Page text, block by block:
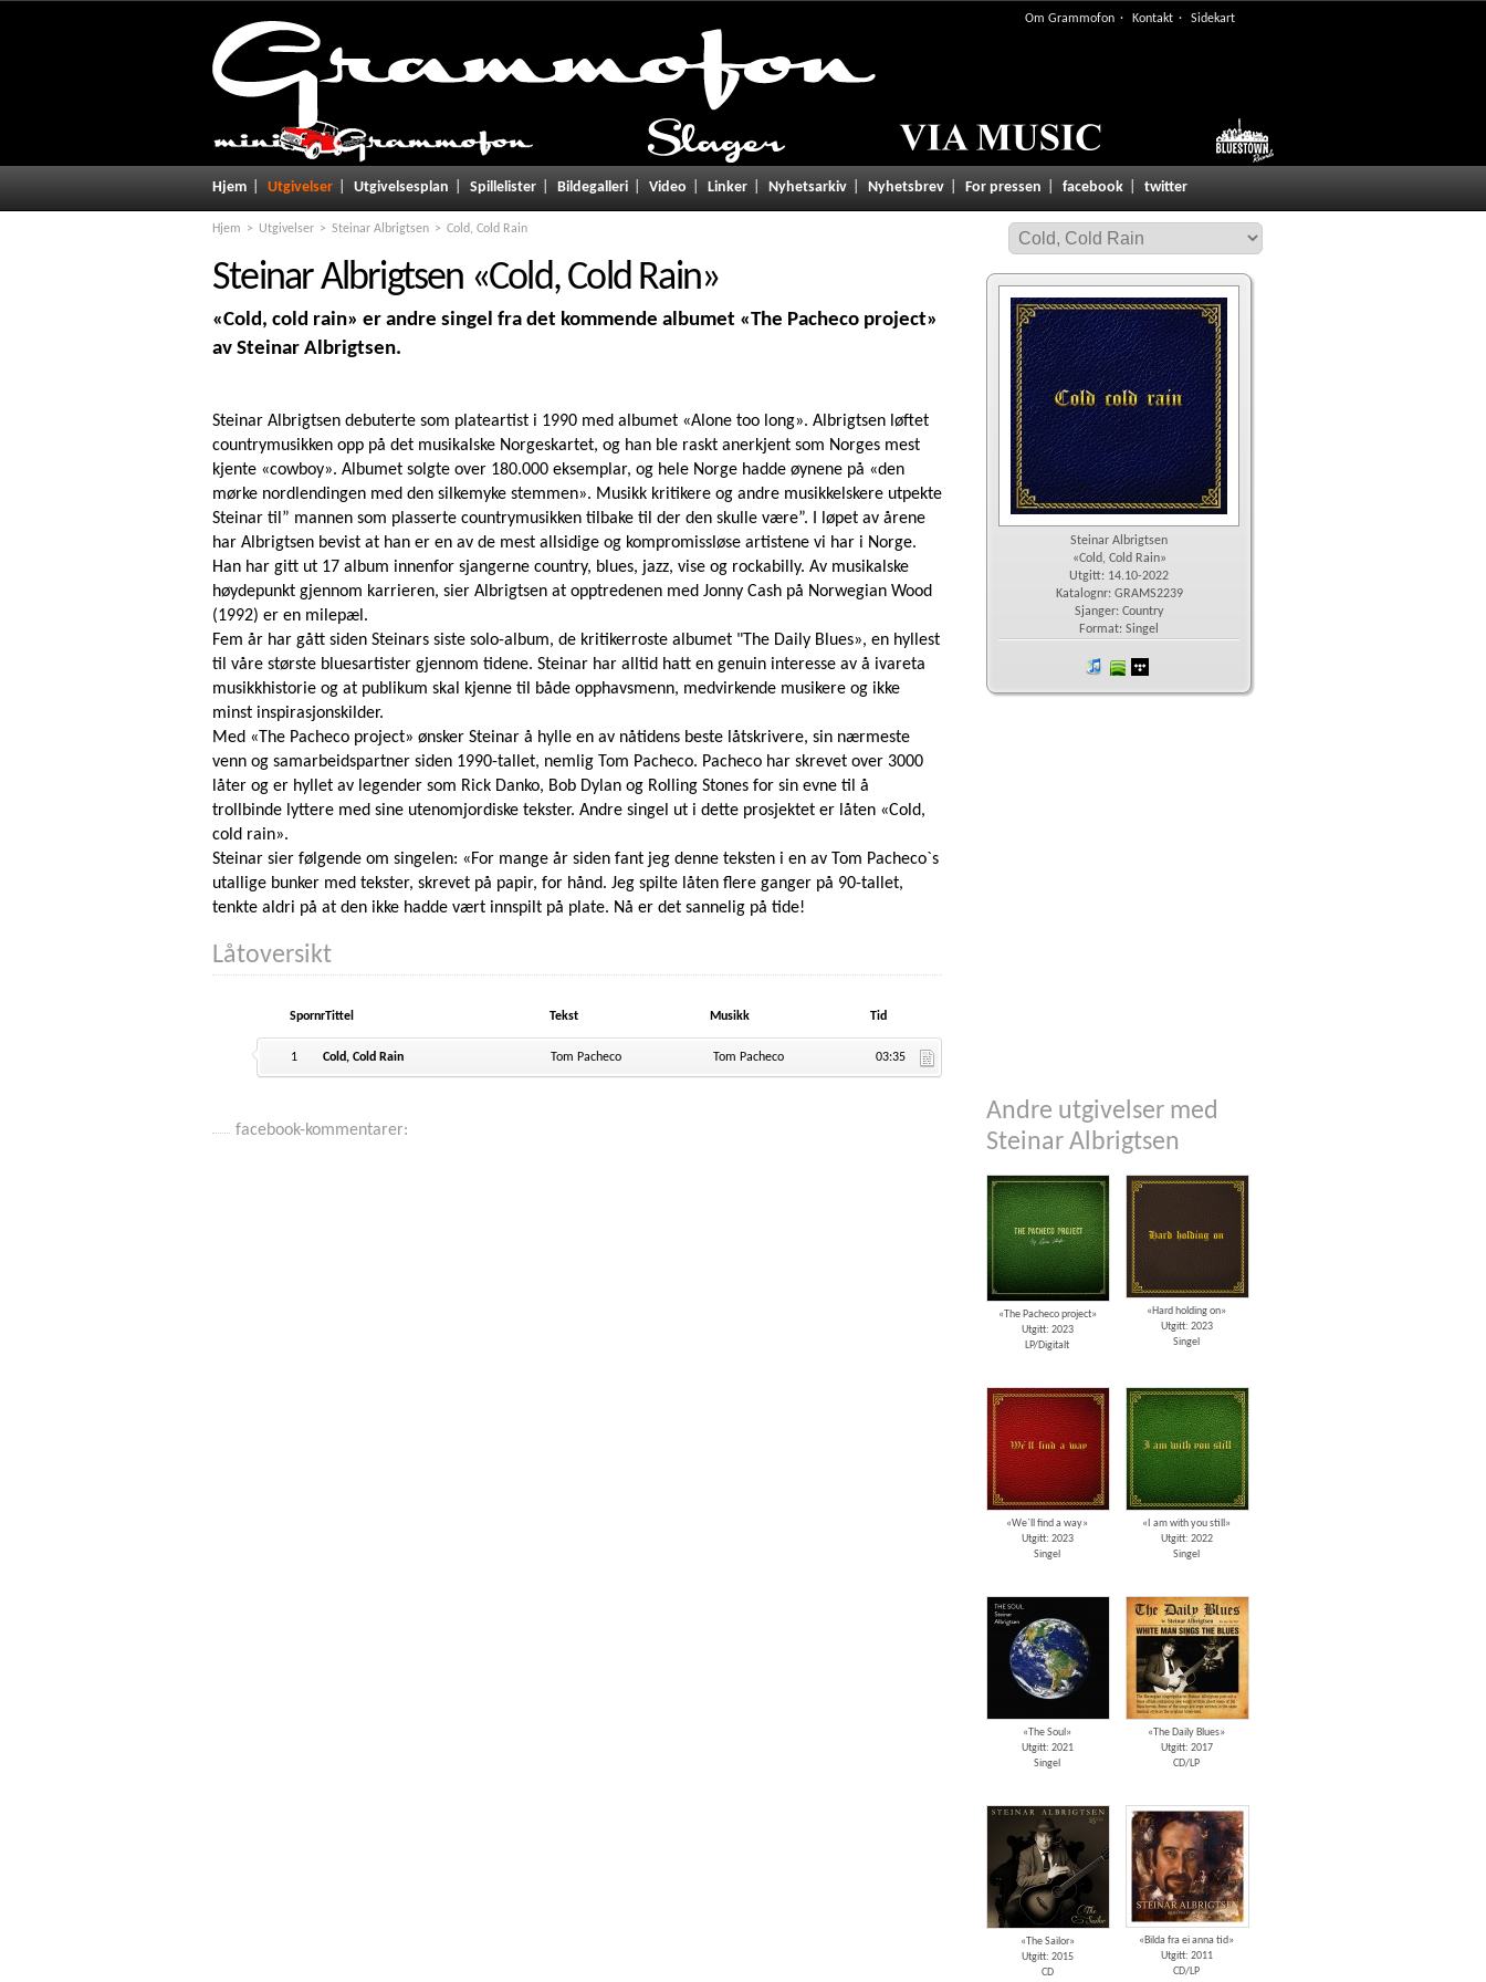
Om Grammofon Kontakt Sidekart
Hjem Utgivelser Utgivelsesplan Spillelister Bildegalleri Video Linker Nyhetsarkiv Nyhetsbrev For pressen facebook twitter
Hjem Utgivelser Steinar Albrigtsen Cold, Cold Rain
Steinar Albrigtsen «Cold, Cold Rain»
«Cold, cold rain» er andre singel fra det kommende albumet «The Pacheco project»
av Steinar Albrigtsen.
Steinar Albrigtsen debuterte som plateartist i 1990 med albumet «Alone too long». Albrigtsen løftet
countrymusikken opp på det musikalske Norgeskartet, og han ble raskt anerkjent som Norges mest
kjente «cowboy». Albumet solgte over 180.000 eksemplar, og hele Norge hadde øynene på «den
mørke nordlendingen med den silkemyke stemmen». Musikk kritikere og andre musikkelskere utpekte
Steinar til” mannen som plasserte countrymusikken tilbake til der den skulle være”. I løpet av årene
har Albrigtsen bevist at han er en av de mest allsidige og kompromissløse artistene vi har i Norge.
Han har gitt ut 17 album innenfor sjangerne country, blues, jazz, vise og rockabilly. Av musikalske
høydepunkt gjennom karrieren, sier Albrigtsen at opptredenen med Jonny Cash på Norwegian Wood
(1992) er en milepæl.
Fem år har gått siden Steinars siste solo-album, de kritikerroste albumet "The Daily Blues», en hyllest
til våre største bluesartister gjennom tidene. Steinar har alltid hatt en genuin interesse av å ivareta
musikkhistorie og at publikum skal kjenne til både opphavsmenn, medvirkende musikere og ikke
minst inspirasjonskilder.
Med «The Pacheco project» ønsker Steinar å hylle en av nåtidens beste låtskrivere, sin nærmeste
venn og samarbeidspartner siden 1990-tallet, nemlig Tom Pacheco. Pacheco har skrevet over 3000
låter og er hyllet av legender som Rick Danko, Bob Dylan og Rolling Stones for sin evne til å
trollbinde lyttere med sine utenomjordiske tekster. Andre singel ut i dette prosjektet er låten «Cold,
cold rain».
Steinar sier følgende om singelen: «For mange år siden fant jeg denne teksten i en av Tom Pacheco`s
utallige bunker med tekster, skrevet på papir, for hånd. Jeg spilte låten flere ganger på 90-tallet,
tenkte aldri på at den ikke hadde vært innspilt på plate. Nå er det sannelig på tide!
Låtoversikt
SpornrTittel Tekst Musikk Tid
1 Cold, Cold Rain Tom Pacheco Tom Pacheco 03:35
Steinar Albrigtsen
«Cold, Cold Rain»
Utgitt: 14.10-2022
Katalognr: GRAMS2239
Sjanger: Country
Format: Singel
iTunesspotify
Andre utgivelser med
Steinar Albrigtsen
«The Pacheco project»
Utgitt: 2023
LP/Digitalt
«Hard holding on»
Utgitt: 2023
Singel
«We`ll find a way»
Utgitt: 2023
Singel
«I am with you still»
Utgitt: 2022
Singel
«The Soul»
Utgitt: 2021
Singel
«The Daily Blues»
Utgitt: 2017
CD/LP
«The Sailor»
Utgitt: 2015
CD
«Bilda fra ei anna tid»
Utgitt: 2011
CD/LP